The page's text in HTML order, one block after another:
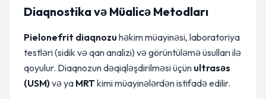
Diaqnostika və Müalicə Metodları
Pielonefrit diaqnozu həkim müayinəsi, laboratoriya
testləri (sidik və qan analizi) və görüntüləmə üsulları ilə
qoyulur. Diaqnozun dəqiqləşdirilməsi üçün ultrasəs
(USM)və ya MRT kimi müayinələrdən istifadə edilir.